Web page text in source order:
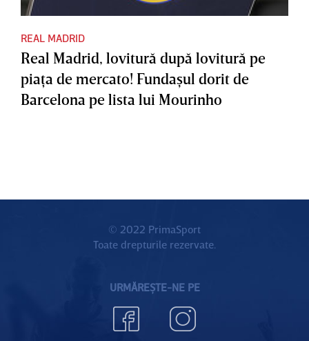
REAL MADRID
Real Madrid, lovitură după lovitură pe
piaţa de mercato! Fundaşul dorit de
Barcelona pe lista lui Mourinho
© 2022 PrimaSport
Toate drepturile rezervate.
URMĂREȘTE-NE PE